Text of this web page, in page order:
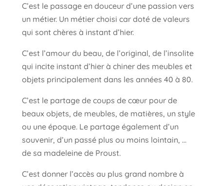
C’est le passage en douceur d’une passion vers
un métier. Un métier choisi car doté de valeurs
qui sont chères à instant d’hier.
C’est l’amour du beau, de l’original, de l’insolite
qui incite instant d’hier à chiner des meubles et
objets principalement dans les années 40 à 80.
C’est le partage de coups de cœur pour de
beaux objets, de meubles, de matières, un style
ou une époque. Le partage également d’un
souvenir, d’un passé plus ou moins lointain, …
de sa madeleine de Proust.
C’est donner l’accès au plus grand nombre à